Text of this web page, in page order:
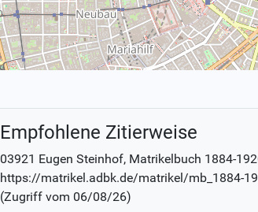
Empfohlene Zitierweise
03921 Eugen Steinhof, Matrikelbuch 1884-
https://matrikel.adbk.de/matrikel/mb_1884-
(Zugriff vom 06/08/26)